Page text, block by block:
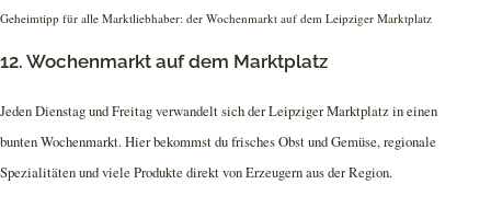
Geheimtipp für alle Marktliebhaber: der Wochenmarkt auf dem Leipziger Marktplatz
12. Wochenmarkt auf dem Marktplatz
Jeden Dienstag und Freitag verwandelt sich der Leipziger Marktplatz in einen
bunten Wochenmarkt. Hier bekommst du frisches Obst und Gemüse, regionale
Spezialitäten und viele Produkte direkt von Erzeugern aus der Region.